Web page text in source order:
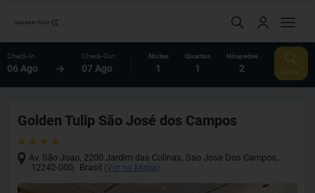
Check-In
06 Ago
Check-Out
07 Ago
Noites
1
Quartos
1
Hóspedes
2 Editar
Golden Tulip São José dos Campos
Av. São Joao, 2200 Jardim das Colinas, Sao Jose Dos Campos,
12242-000, Brasil (Ver no Mapa)